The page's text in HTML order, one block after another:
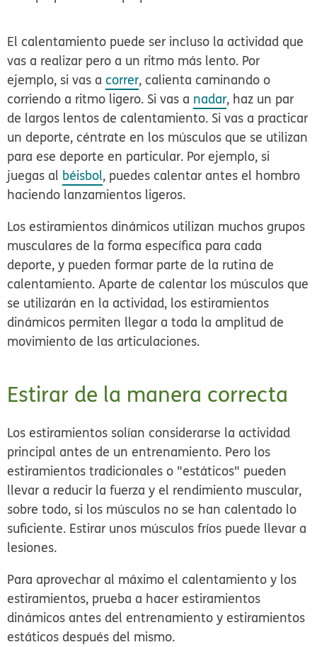
El calentamiento puede ser incluso la actividad que
vas a realizar pero a un ritmo más lento. Por
ejemplo, si vas acorrer, calienta caminando o
corriendo a ritmo ligero. Si vas a nadar, haz un par
de largos lentos de calentamiento. Si vas a practicar
un deporte, céntrate en los músculos que se utilizan
para ese deporte en particular. Por ejemplo, si
juegas al béisbol, puedes calentar antes el hombro
haciendo lanzamientos ligeros.
Los estiramientos dinámicos utilizan muchos grupos
musculares de la forma específica para cada
deporte, y pueden formar parte de la rutina de
calentamiento. Aparte de calentar los músculos que
se utilizarán en la actividad, los estiramientos
dinámicos permiten llegar a toda la amplitud de
movimiento de las articulaciones.
Estirar de la manera correcta
Los estiramientos solían considerarse la actividad
principal antes de un entrenamiento. Pero los
estiramientos tradicionales o "estáticos" pueden
llevar a reducir la fuerza y el rendimiento muscular,
sobre todo, si los músculos no se han calentado lo
suficiente. Estirar unos músculos fríos puede llevar a
lesiones.
Para aprovechar al máximo el calentamiento y los
estiramientos, prueba a hacer estiramientos
dinámicos antes del entrenamiento y estiramientos
estáticos después del mismo.